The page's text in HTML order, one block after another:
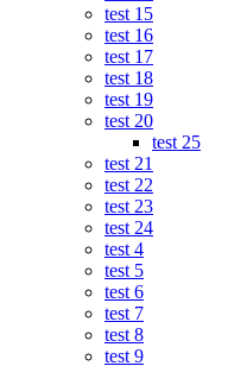
test 15
test 16
test 17
test 18
test 19
test 20
test 25
test 21
test 22
test 23
test 24
test 4
test 5
test 6
test 7
test 8
test 9